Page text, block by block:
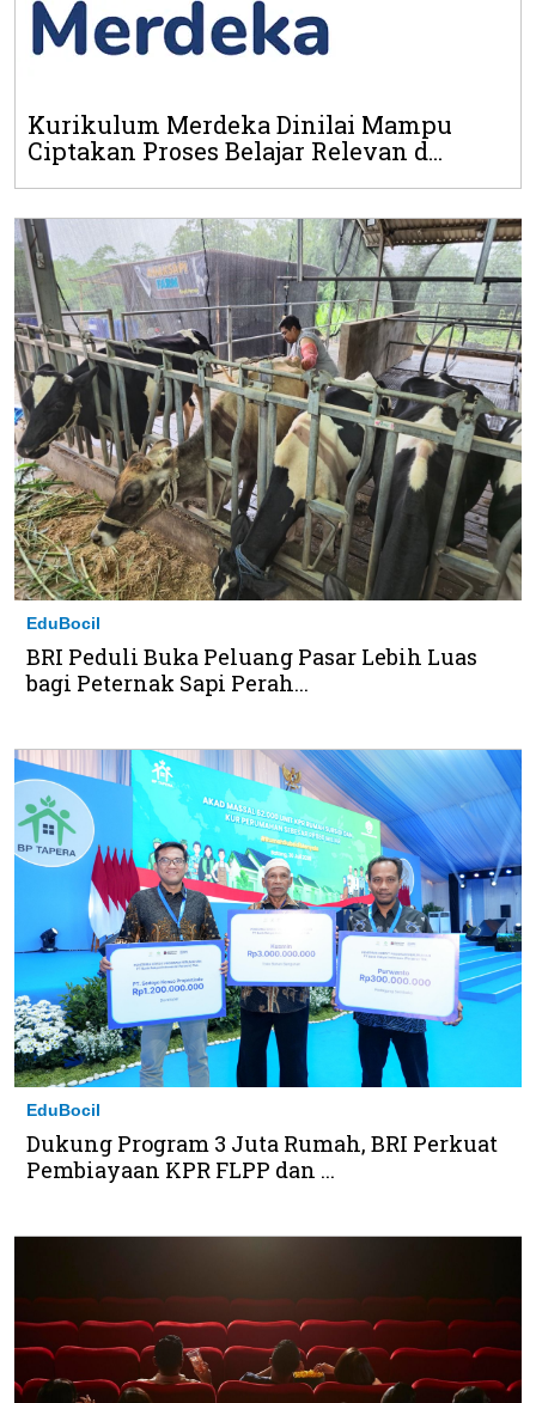
Kurikulum Merdeka Dinilai Mampu
Ciptakan Proses Belajar Relevan d...
EduBocil
BRI Peduli Buka Peluang Pasar Lebih Luas
bagi Peternak Sapi Perah...
EduBocil
Dukung Program 3 Juta Rumah, BRI Perkuat
Pembiayaan KPR FLPP dan ...